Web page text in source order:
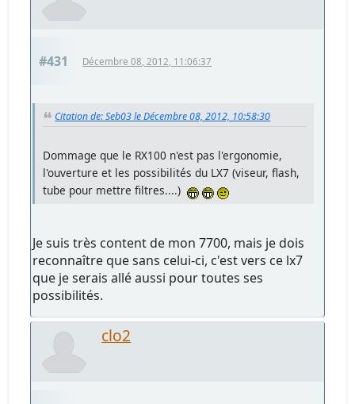
#431 Décembre 08, 2012, 11:06:37
Citation de: Seb03 le Décembre 08, 2012, 10:58:30
Dommage que le RX100 n'est pas l'ergonomie,
l'ouverture et les possibilités du LX7 (viseur, flash,
tube pour mettre filtres....)
Je suis très content de mon 7700, mais je dois
reconnaître que sans celui-ci, c'est vers ce lx7
que je serais allé aussi pour toutes ses
possibilités.
clo2